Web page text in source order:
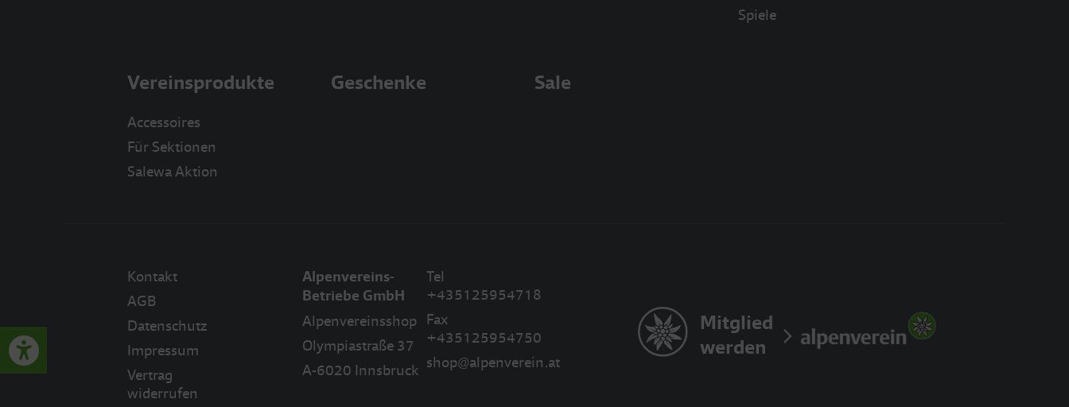
Spiele
Vereinsprodukte
Accessoires
Für Sektionen
Salewa Aktion
Geschenke Sale
Kontakt
AGB
Datenschutz
Impressum
Vertrag
widerrufen
Alpenvereins-
Betriebe GmbH
Alpenvereinsshop
Olympiastraße 37
A-6020 Innsbruck
Tel
+435125954718
Fax
+435125954750
shop@alpenverein.at
Mitglied
werden